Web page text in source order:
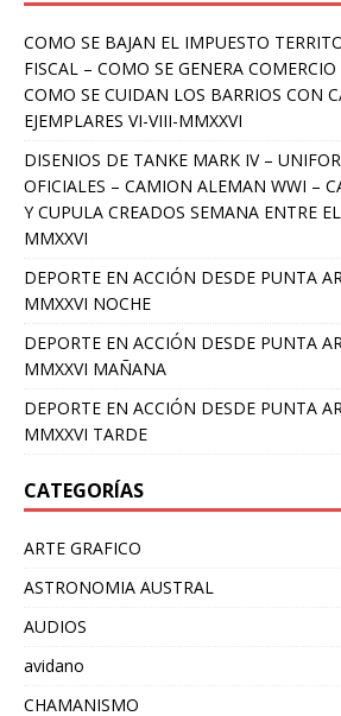
COMO SE BAJAN EL IMPUESTO
FISCAL – COMO SE GENERA
COMO SE CUIDAN LOS BARRIOS CON
EJEMPLARES VI-VIII-MMXXVI
DISENIOS DE TANKE MARK IV –
OFICIALES – CAMION ALEMAN WWI –
Y CUPULA CREADOS SEMANA ENTRE
MMXXVI
DEPORTE EN ACCIÓN DESDE PUNTA
MMXXVI NOCHE
DEPORTE EN ACCIÓN DESDE PUNTA
MMXXVI MAÑANA
DEPORTE EN ACCIÓN DESDE PUNTA
MMXXVI TARDE
CATEGORÍAS
ARTE GRAFICO
ASTRONOMIA AUSTRAL
AUDIOS
avidano
CHAMANISMO